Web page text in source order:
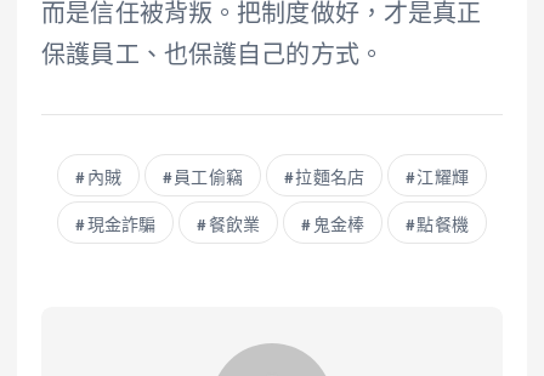
而是信任被背叛。把制度做好，才是真正
保護員工、也保護自己的方式。
內賊 員工偷竊 拉麵名店 江耀輝
現金詐騙 餐飲業 鬼金棒 點餐機